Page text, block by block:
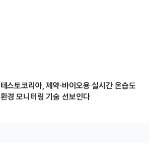
테스토코리아, 제약·바이오용 실시간 온습도
환경 모니터링 기술 선보인다